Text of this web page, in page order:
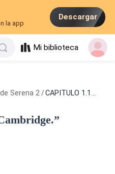
la app
Descargar
Mi biblioteca
Serena 2 /CAPITULO 1.1 “Cambridge.”